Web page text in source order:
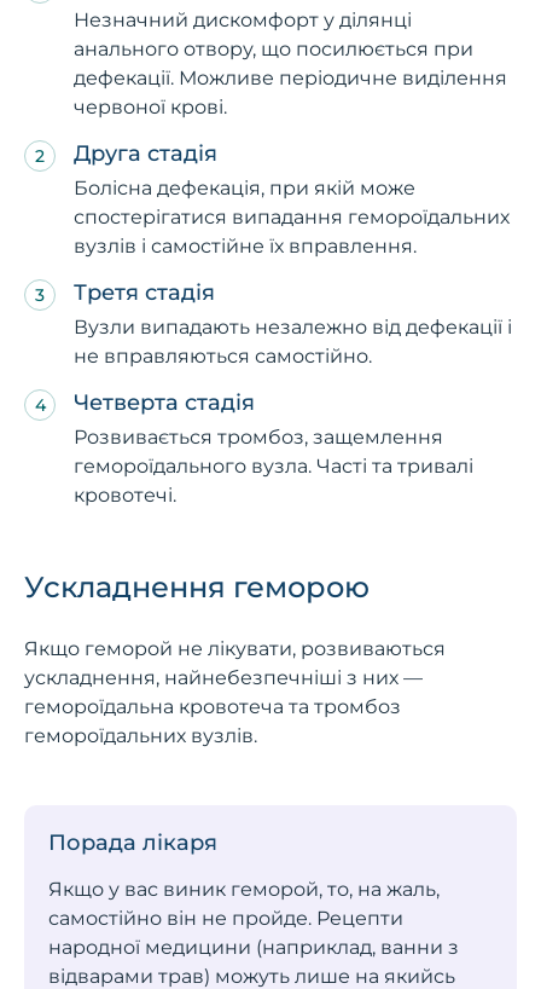
Незначний дискомфорт у ділянці
анального отвору, що посилюється при
дефекації. Можливе періодичне виділення
червоної крові.
Друга стадія
Болісна дефекація, при якій може
спостерігатися випадання гемороїдальних
вузлів і самостійне їх вправлення.
Третя стадія
Вузли випадають незалежно від дефекації і
не вправляються самостійно.
Четверта стадія
Розвивається тромбоз, защемлення
гемороїдального вузла. Часті та тривалі
кровотечі.
Ускладнення геморою
Якщо геморой не лікувати, розвиваються
ускладнення, найнебезпечніші з них —
гемороїдальна кровотеча та тромбоз
гемороїдальних вузлів.
Порада лікаря
Якщо у вас виник геморой, то, на жаль,
самостійно він не пройде. Рецепти
народної медицини (наприклад, ванни з
відварами трав) можуть лише на якийсь